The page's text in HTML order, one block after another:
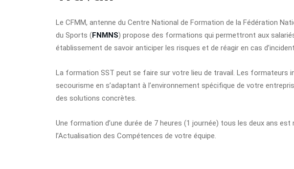
Le CFMM, antenne du Centre National de Formation de la Fédération
du Sports (FNMNS) propose des formations qui permettront aux
établissement de savoir anticiper les risques et de réagir en cas
La formation SST peut se faire sur votre lieu de travail. Les formateurs
secourisme en s’adaptant à l’environnement spécifique de votre
des solutions concrètes.
Une formation d’une durée de 7 heures (1 journée) tous les deux ans
l’Actualisation des Compétences de votre équipe.